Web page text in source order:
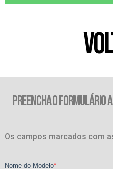
PREENCHA O FORMULÁRIO
Os campos marcados com